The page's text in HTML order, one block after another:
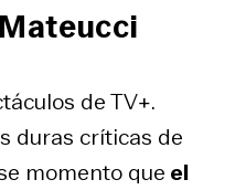
de TV+.
duras críticas de
momento que el